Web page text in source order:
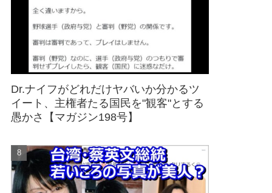
Dr.ナイフがどれだけヤバいか分かるツ
イート、主権者たる国民を"観客"とする
愚かさ【マガジン198号】